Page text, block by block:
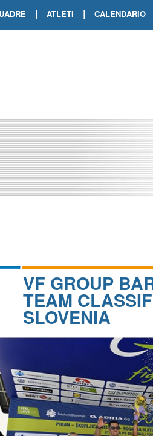
| ATLETI | CALENDARIO
VF GROUP
TEAM
SLOVENIA